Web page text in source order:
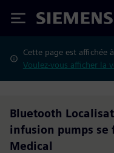
Siemens
Cette page est affichée
Voulez-vous afficher la
Bluetooth
infusion pumps se
Medical